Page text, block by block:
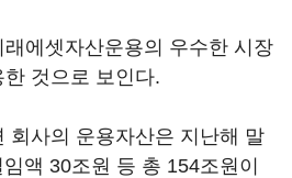
에셋자산운용의 우수한 시장
것으로 보인다.
회사의 운용자산은 지난해 말
액 30조원 등 총 154조원이